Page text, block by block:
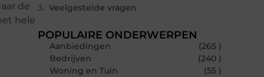
de
hele
Veelgestelde vragen
POPULAIRE ONDERWERPEN
Aanbiedingen
(265 )
Bedrijven
(240 )
Woning en Tuin
(55 )